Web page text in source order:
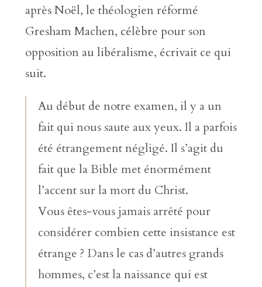
après Noël, le théologien réformé
Gresham Machen, célèbre pour son
opposition au libéralisme, écrivait ce qui
suit.
Au début de notre examen, il y a un
fait qui nous saute aux yeux. Il a parfois
été étrangement négligé. Il s’agit du
fait que la Bible met énormément
l’accent sur la mort du Christ.
Vous êtes-vous jamais arrêté pour
considérer combien cette insistance est
étrange ? Dans le cas d’autres grands
hommes, c’est la naissance qui est